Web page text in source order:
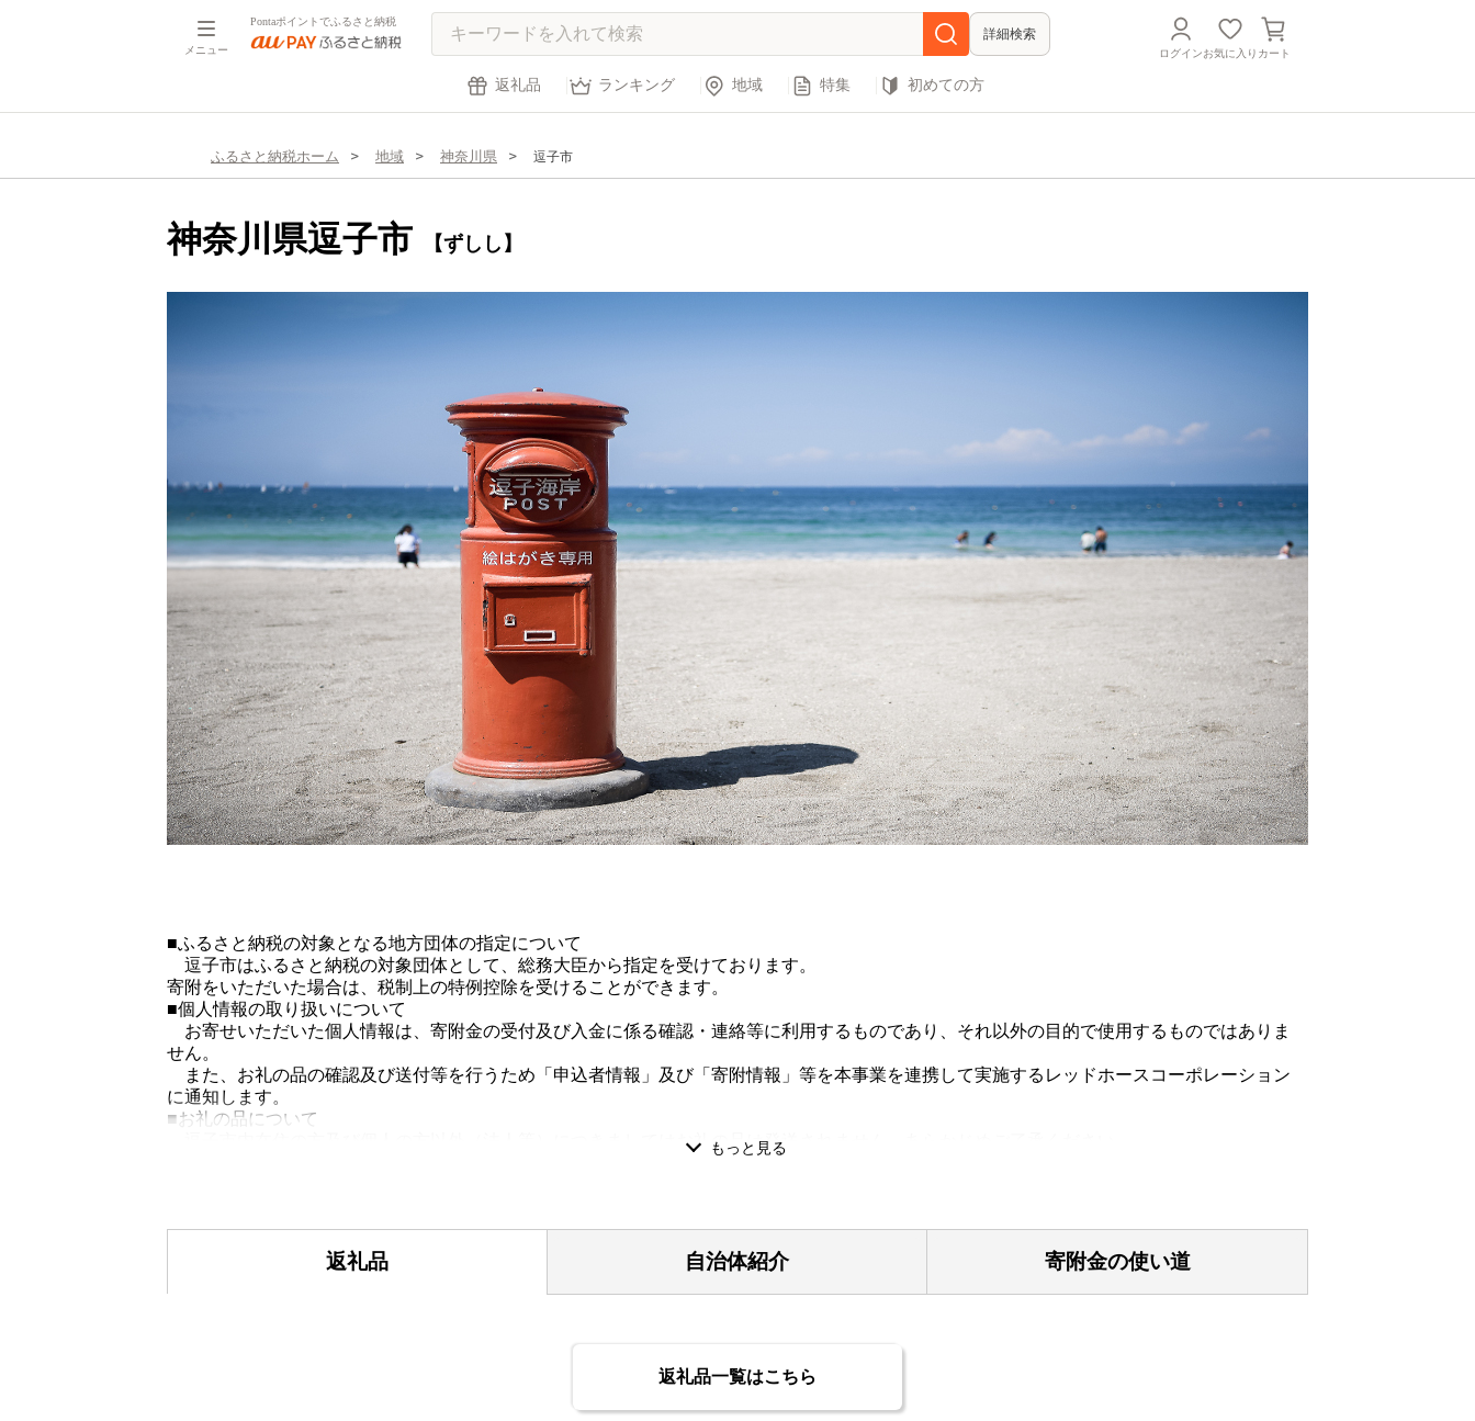
メニュー
Pontaポイントでふるさと納税
詳細検索
ログインお気に入り カート
返礼品 ランキング 地域 特集 初めての方
ふるさと納税ホーム 地域 神奈川県 逗子市
神奈川県逗子市 【ずしし】
■ふるさと納税の対象となる地方団体の指定について
逗子市はふるさと納税の対象団体として、総務大臣から指定を受けております。
寄附をいただいた場合は、税制上の特例控除を受けることができます。
■個人情報の取り扱いについて
お寄せいただいた個人情報は、寄附金の受付及び入金に係る確認・連絡等に利用するものであり、それ以外の目的で使用するものではありま
せん。
また、お礼の品の確認及び送付等を行うため「申込者情報」及び「寄附情報」等を本事業を連携して実施するレッドホースコーポレーション
に通知します。
■お礼の品について
逗子市内在住の方及び個人の方以外（法人等）につきましてはお礼の品は発送されません。あらかじめご了承ください。
■一時所得について
お礼の品の合計が50万円を超えた場合、または他の一時所得の金額との合計が50万円を超えている場合は、ふるさと納税のお礼の品は一時所
得として課税されます。
■自治体マイページにて「オンラインワンストップ特例申請」ができます
※自治体マイページへの寄附情報更新に数日かかる場合があります。ご利用の際は、時間を空けてからご申請ください。
返礼品 自治体紹介 寄附金の使い道
返礼品一覧はこちら